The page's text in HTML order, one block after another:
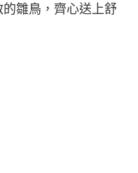
雛鳥，齊心送上舒